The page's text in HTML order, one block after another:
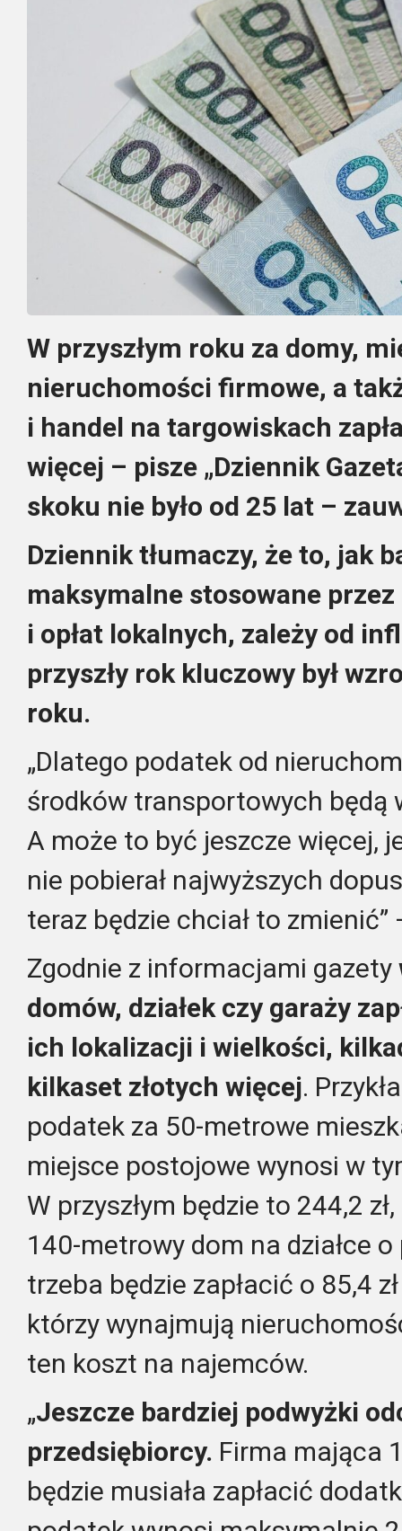
W przyszłym roku za domy,
nieruchomości firmowe, a
i handel na targowiskach
więcej – pisze „Dziennik
skoku nie było od 25 lat –
Dziennik tłumaczy, że to, jak
maksymalne stosowane
i opłat lokalnych, zależy od
przyszły rok kluczowy był
roku.
„Dlatego podatek od
środków transportowych będą
A może to być jeszcze więcej,
nie pobierał najwyższych
teraz będzie chciał to zmienić”
Zgodnie z informacjami gazety
domów, działek czy garaży
ich lokalizacji i wielkości,
kilkaset złotych więcej.
podatek za 50-metrowe
miejsce postojowe wynosi w
W przyszłym będzie to 244,2
140-metrowy dom na działce
trzeba będzie zapłacić o 85,4
którzy wynajmują
ten koszt na najemców.
„Jeszcze bardziej podwyżki
przedsiębiorcy. Firma mająca
będzie musiała zapłacić